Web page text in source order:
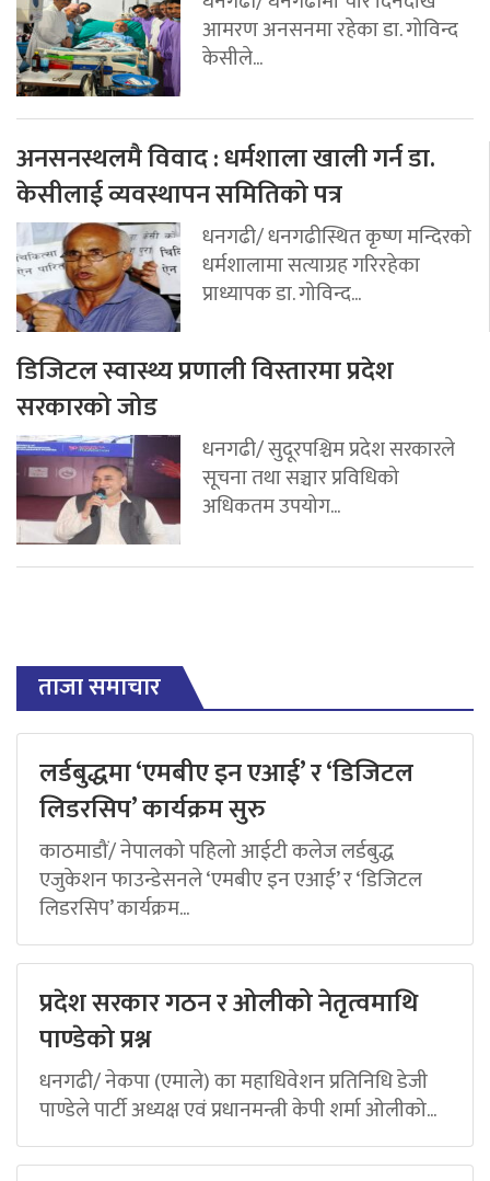
आमरण अनसनमा रहेका डा. गोविन्द
केसीले...
अनसनस्थलमै विवाद : धर्मशाला खाली गर्न डा.
केसीलाई व्यवस्थापन समितिको पत्र
धनगढी/ धनगढीस्थित कृष्ण मन्दिरको
धर्मशालामा सत्याग्रह गरिरहेका
प्राध्यापक डा. गोविन्द...
डिजिटल स्वास्थ्य प्रणाली विस्तारमा प्रदेश
सरकारको जोड
धनगढी/ सुदूरपश्चिम प्रदेश सरकारले
सूचना तथा सञ्चार प्रविधिको
अधिकतम उपयोग...
ताजा समाचार
लर्डबुद्धमा ‘एमबीए इन एआई’ र ‘डिजिटल
लिडरसिप’ कार्यक्रम सुरु
काठमाडौं/ नेपालको पहिलो आईटी कलेज लर्डबुद्ध
एजुकेशन फाउन्डेसनले ‘एमबीए इन एआई’ र ‘डिजिटल
लिडरसिप’ कार्यक्रम...
प्रदेश सरकार गठन र ओलीको नेतृत्वमाथि
पाण्डेको प्रश्न
धनगढी/ नेकपा (एमाले) का महाधिवेशन प्रतिनिधि डेजी
पाण्डेले पार्टी अध्यक्ष एवं प्रधानमन्त्री केपी शर्मा ओलीको...